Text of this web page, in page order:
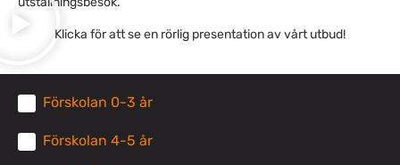
Klicka för att se en rörlig presentation av vårt utbud!
Förskolan 0-3 år
Förskolan 4-5 år